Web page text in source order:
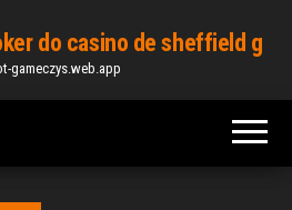
do casino de sheffield g
gameczys.web.app